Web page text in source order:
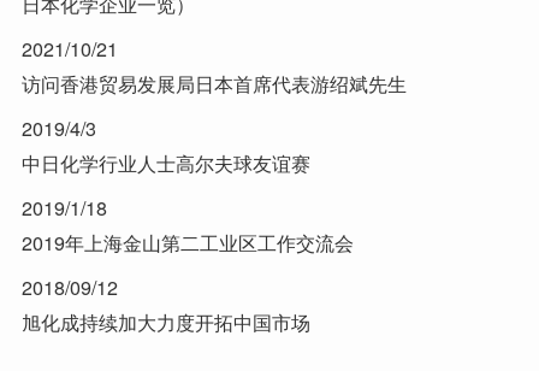
2021/10/21
访问香港贸易发展局日本首席代表游绍斌先生
2019/4/3
中日化学行业人士高尔夫球友谊赛
2019/1/18
2019年上海金山第二工业区工作交流会
2018/09/12
旭化成持续加大力度开拓中国市场